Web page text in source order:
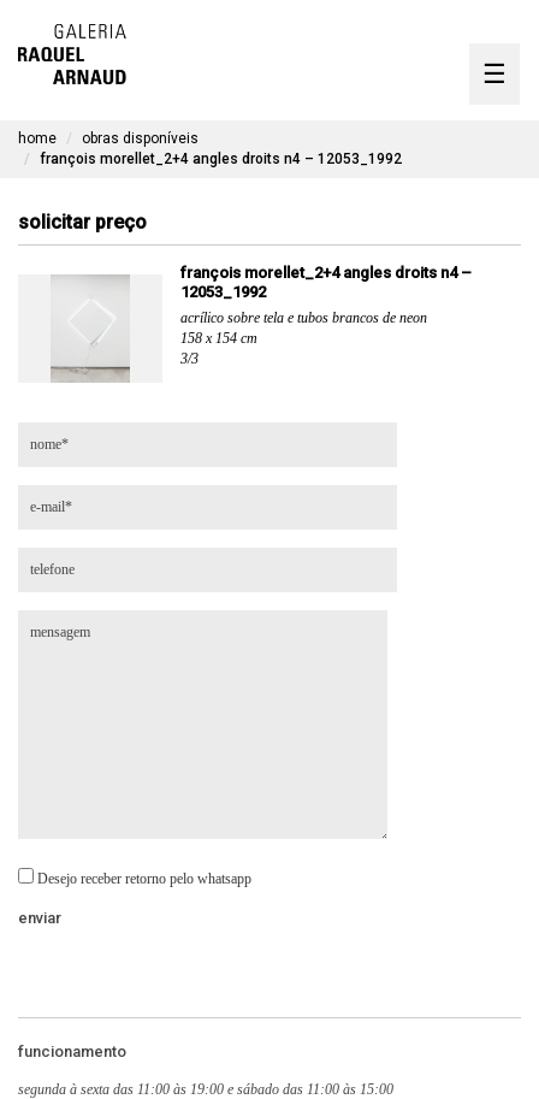
☰
timeline
home
obras disponíveis
françois morellet_2+4 angles droits n4 – 12053_1992
solicitar preço
françois morellet_2+4 angles droits n4 –
12053_1992
acrílico sobre tela e tubos brancos de neon
158 x 154 cm
3/3
Desejo receber retorno pelo whatsapp
funcionamento
segunda à sexta das 11:00 às 19:00 e sábado das 11:00 às 15:00